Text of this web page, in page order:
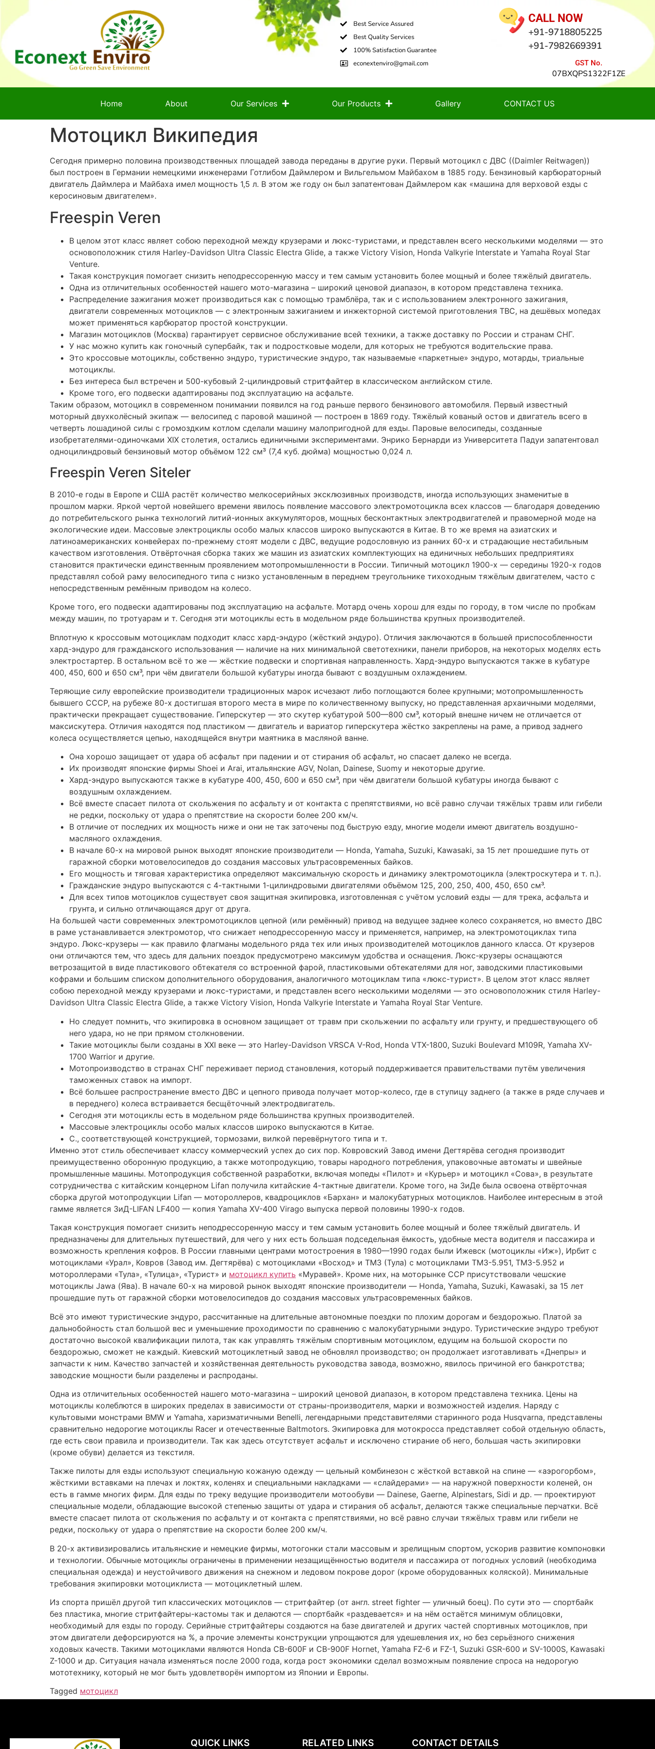
В целом этот класс являет собою переходной между крузерами и люкс-туристами, и представлен всего несколькими моделями — это
основоположник стиля Harley-Davidson Ultra Classic Electra Glide, а также Victory Vision, Honda Valkyrie Interstate и Yamaha Royal Star
Venture.
Такая конструкция помогает снизить неподрессоренную массу и тем самым установить более мощный и более тяжёлый двигатель.
Одна из отличительных особенностей нашего мото-магазина – широкий ценовой диапазон, в котором представлена техника.
может применяться карбюратор простой конструкции.
Магазин мотоциклов (Москва) гарантирует сервисное обслуживание всей техники, а также доставку по России и странам СНГ.
У нас можно купить как гоночный супербайк, так и подростковые модели, для которых не требуются водительские права.
Это кроссовые мотоциклы, собственно эндуро, туристические эндуро, так называемые «паркетные» эндуро, мотарды, триальные
Без интереса был встречен и 500-кубовый 2-цилиндровый стритфайтер в классическом английском стиле.
Кроме того, его подвески адаптированы под эксплуатацию на асфальте.
Таким образом, мотоцикл в современном понимании появился на год раньше первого бензинового автомобиля. Первый известный
моторный двухколёсный экипаж — велосипед с паровой машиной — построен в 1869 году. Тяжёлый кованый остов и двигатель всего в
четверть лошадиной силы с громоздким котлом сделали машину малопригодной для езды. Паровые велосипеды, созданные
изобретателями-одиночками XIX столетия, остались единичными экспериментами. Энрико Бернарди из Университета Падуи запатентовал
Freespin Veren Siteler
В 2010-е годы в Европе и США растёт количество мелкосерийных эксклюзивных производств, иногда использующих знаменитые в
прошлом марки. Яркой чертой новейшего времени явилось появление массового электромотоцикла всех классов — благодаря доведению
до потребительского рынка технологий литий-ионных аккумуляторов, мощных бесконтактных электродвигателей и правомерной моде на
экологические идеи. Массовые электроциклы особо малых классов широко выпускаются в Китае. В то же время на азиатских и
латиноамериканских конвейерах по-прежнему стоят модели с ДВС, ведущие родословную из ранних 60-х и страдающие нестабильным
качеством изготовления. Отвёрточная сборка таких же машин из азиатских комплектующих на единичных небольших предприятиях
становится практически единственным проявлением мотопромышленности в России. Типичный мотоцикл 1900-х — середины 1920-х годов
представлял собой раму велосипедного типа с низко установленным в переднем треугольнике тихоходным тяжёлым двигателем, часто с
непосредственным ремённым приводом на колесо.
Кроме того, его подвески адаптированы под эксплуатацию на асфальте. Мотард очень хорош для езды по городу, в том числе по пробкам
между машин, по тротуарам и т. Сегодня эти мотоциклы есть в модельном ряде большинства крупных производителей.
Вплотную к кроссовым мотоциклам подходит класс хард-эндуро (жёсткий эндуро). Отличия заключаются в большей приспособленности
хард-эндуро для гражданского использования — наличие на них минимальной светотехники, панели приборов, на некоторых моделях есть
электростартер. В остальном всё то же — жёсткие подвески и спортивная направленность. Хард-эндуро выпускаются также в кубатуре
400, 450, 600 и 650 см³, при чём двигатели большой кубатуры иногда бывают с воздушным охлаждением.
Теряющие силу европейские производители традиционных марок исчезают либо поглощаются более крупными; мотопромышленность
практически прекращает существование. Гиперскутер — это скутер кубатурой 500—800 см³, который внешне ничем не отличается от
максискутера. Отличия находятся под пластиком — двигатель и вариатор гиперскутера жёстко закреплены на раме, а привод заднего
колеса осуществляется цепью, находящейся внутри маятника в масляной ванне.
Она хорошо защищает от удара об асфальт при падении и от стирания об асфальт, но спасает далеко не всегда.
Их производят японские фирмы Shoei и Arai, итальянские AGV, Nolan, Dainese, Suomy и некоторые другие.
Хард-эндуро выпускаются также в кубатуре 400, 450, 600 и 650 см³, при чём двигатели большой кубатуры иногда бывают с
воздушным охлаждением.
Всё вместе спасает пилота от скольжения по асфальту и от контакта с препятствиями, но всё равно случаи тяжёлых травм или гибели
В отличие от последних их мощность ниже и они не так заточены под быструю езду, многие модели имеют двигатель воздушно-
масляного охлаждения.
В начале 60-х на мировой рынок выходят японские производители — Honda, Yamaha, Suzuki, Kawasaki, за 15 лет прошедшие путь от
гаражной сборки мотовелосипедов до создания массовых ультрасовременных байков.
Его мощность и тяговая характеристика определяют максимальную скорость и динамику электромотоцикла (электроскутера и т. п.).
Гражданские эндуро выпускаются с 4-тактными 1-цилиндровыми двигателями объёмом 125, 200, 250, 400, 450, 650 см³.
Для всех типов мотоциклов существует своя защитная экипировка, изготовленная с учётом условий езды — для трека, асфальта и
грунта, и сильно отличающаяся друг от друга.
На большей части современных электромотоциклов цепной (или ремённый) привод на ведущее заднее колесо сохраняется, но вместо ДВС
в раме устанавливается электромотор, что снижает неподрессоренную массу и применяется, например, на электромотоциклах типа
эндуро. Люкс-крузеры — как правило флагманы модельного ряда тех или иных производителей мотоциклов данного класса. От крузеров
они отличаются тем, что здесь для дальних поездок предусмотрено максимум удобства и оснащения. Люкс-крузеры оснащаются
кофрами и большим списком дополнительного оборудования, аналогичного мотоциклам типа «люкс-турист». В целом этот класс являет
собою переходной между крузерами и люкс-туристами, и представлен всего несколькими моделями — это основоположник стиля Harley-
Davidson Ultra Classic Electra Glide, а также Victory Vision, Honda Valkyrie Interstate и Yamaha Royal Star Venture.
Но следует помнить, что экипировка в основном защищает от травм при скольжении по асфальту или грунту, и предшествующего об
него удара, но не при прямом столкновении.
Такие мотоциклы были созданы в XXI веке — это Harley-Davidson VRSCA V-Rod, Honda VTX-1800, Suzuki Boulevard M109R, Yamaha XV-
1700 Warrior и другие.
Мотопроизводство в странах СНГ переживает период становления, который поддерживается правительствами путём увеличения
таможенных ставок на импорт.
Всё большее распространение вместо ДВС и цепного привода получает мотор-колесо, где в ступицу заднего (а также в ряде случаев и
в переднего) колеса встраивается бесщёточный электродвигатель.
Сегодня эти мотоциклы есть в модельном ряде большинства крупных производителей.
Массовые электроциклы особо малых классов широко выпускаются в Китае.
С., соответствующей конструкцией, тормозами, вилкой перевёрнутого типа и т.
Именно этот стиль обеспечивает классу коммерческий успех до сих пор. Ковровский Завод имени Дегтярёва сегодня производит
преимущественно оборонную продукцию, а также мотопродукцию, товары народного потребления, упаковочные автоматы и швейные
промышленные машины. Мотопродукция собственной разработки, включая мопеды «Пилот» и «Курьер» и мотоцикл «Сова», в результате
сотрудничества с китайским концерном Lifan получила китайские 4-тактные двигатели. Кроме того, на ЗиДе была освоена отвёрточная
сборка другой мотопродукции Lifan — мотороллеров, квадроциклов «Бархан» и малокубатурных мотоциклов. Наиболее интересным в этой
гамме является ЗиД-LIFAN LF400 — копия Yamaha XV-400 Virago выпуска первой половины 1990-х годов.
предназначены для длительных путешествий, для чего у них есть большая подседельная ёмкость, удобные места водителя и пассажира и
возможность крепления кофров. В России главными центрами мотостроения в 1980—1990 годах были Ижевск (мотоциклы «Иж»), Ирбит с
мотоциклами «Урал», Ковров (Завод им. Дегтярёва) с мотоциклами «Восход» и ТМЗ (Тула) с мотоциклами ТМЗ-5.951, ТМЗ-5.952 и
мотороллерами «Тула», «Тулица», «Турист» и
мотоциклы Jawa (Ява). В начале 60-х на мировой рынок выходят японские производители — Honda, Yamaha, Suzuki, Kawasaki, за 15 лет
прошедшие путь от гаражной сборки мотовелосипедов до создания массовых ультрасовременных байков.
Всё это имеют туристические эндуро, рассчитанные на длительные автономные поездки по плохим дорогам и бездорожью. Платой за
дальнобойность стал большой вес и уменьшение проходимости по сравнению с малокубатурными эндуро. Туристические эндуро требуют
достаточно высокой квалификации пилота, так как управлять тяжёлым спортивным мотоциклом, едущим на большой скорости по
бездорожью, сможет не каждый. Киевский мотоциклетный завод не обновлял производство; он продолжает изготавливать «Днепры» и
запчасти к ним. Качество запчастей и хозяйственная деятельность руководства завода, возможно, явилось причиной его банкротства;
заводские мощности были разделены и распроданы.
Одна из отличительных особенностей нашего мото-магазина – широкий ценовой диапазон, в котором представлена техника. Цены на
мотоциклы колеблются в широких пределах в зависимости от страны-производителя, марки и возможностей изделия. Наряду с
культовыми монстрами BMW и Yamaha, харизматичными Benelli, легендарными представителями старинного рода Husqvarna, представлены
сравнительно недорогие мотоциклы Racer и отечественные Baltmotors. Экипировка для мотокросса представляет собой отдельную область,
где есть свои правила и производители. Так как здесь отсутствует асфальт и исключено стирание об него, большая часть экипировки
(кроме обуви) делается из текстиля.
Также пилоты для езды используют специальную кожаную одежду — цельный комбинезон с жёсткой вставкой на спине — «аэрогорбом»,
жёсткими вставками на плечах и локтях, коленях и специальными накладками — «слайдерами» — на наружной поверхности коленей, он
есть в гамме многих фирм. Для езды по треку ведущие производители мотообуви — Dainese, Gaerne, Alpinestars, Sidi и др. — проектируют
специальные модели, обладающие высокой степенью защиты от удара и стирания об асфальт, делаются также специальные перчатки. Всё
вместе спасает пилота от скольжения по асфальту и от контакта с препятствиями, но всё равно случаи тяжёлых травм или гибели не
редки, поскольку от удара о препятствие на скорости более 200 км/ч.
В 20-х активизировались итальянские и немецкие фирмы, мотогонки стали массовым и зрелищным спортом, ускорив развитие компоновки
и технологии. Обычные мотоциклы ограничены в применении незащищённостью водителя и пассажира от погодных условий (необходима
специальная одежда) и неустойчивого движения на снежном и ледовом покрове дорог (кроме оборудованных коляской). Минимальные
требования экипировки мотоциклиста — мотоциклетный шлем.
без пластика, многие стритфайтеры-кастомы так и делаются — спортбайк «раздевается» и на нём остаётся минимум облицовки,
необходимый для езды по городу. Серийные стритфайтеры создаются на базе двигателей и других частей спортивных мотоциклов, при
этом двигатели дефорсируются на %, а прочие элементы конструкции упрощаются для удешевления их, но без серьёзного снижения
ходовых качеств. Такими мотоциклами являются Honda CB-600F и CB-900F Hornet, Yamaha FZ-6 и FZ-1, Suzuki GSR-600 и SV-1000S, Kawasaki
Z-1000 и др. Ситуация начала изменяться после 2000 года, когда рост экономики сделал возможным появление спроса на недорогую
мототехнику, который не мог быть удовлетворён импортом из Японии и Европы.
Taggedмотоцикл
QUICK LINKS
Home
About Us
Our Services
Contact Us
RELATED LINKS
Privacy Policy
Terms And Conditions
CONTACT DETAILS
159,1st Floor, Wadhwa Complex
Laxmi Nagar, Delhi-110092
+91-9718805225
econextenviro@gmail.com
©2021 Econext Enviro | crafted by therubik.
Request A Call Back